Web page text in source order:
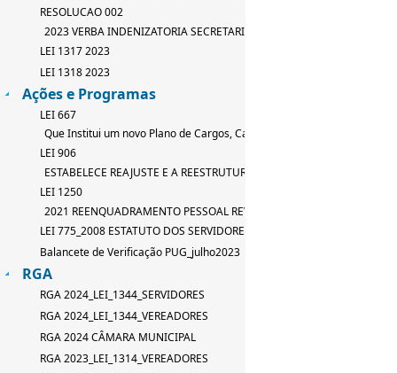
RESOLUCAO 002
2023 VERBA INDENIZATORIA SECRETARIO
LEI 1317 2023
LEI 1318 2023
Ações e Programas
LEI 667
Que Institui um novo Plano de Cargos, Carreira e Salarios
LEI 906
ESTABELECE REAJUSTE E A REESTRUTURAÇÃO DE TABELA DE
LEI 1250
2021 REENQUADRAMENTO PESSOAL REVISAO LEI 667_2015
LEI 775_2008 ESTATUTO DOS SERVIDORES
Balancete de Verificação PUG_julho2023
RGA
RGA 2024_LEI_1344_SERVIDORES
RGA 2024_LEI_1344_VEREADORES
RGA 2024 CÂMARA MUNICIPAL
RGA 2023_LEI_1314_VEREADORES